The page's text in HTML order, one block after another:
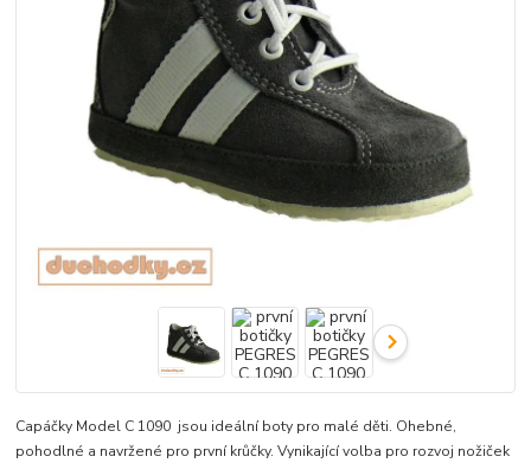
Capáčky Model C 1090 jsou ideální boty pro malé děti. Ohebné,
pohodlné a navržené pro první krůčky. Vynikající volba pro rozvoj nožiček